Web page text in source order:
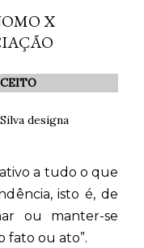
X
designa
a tudo o que
isto é, de
ou manter-se
ou ato”.